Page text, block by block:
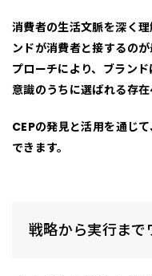
消費者の生活文脈を深く理
ンドが消費者と接するの
プローチにより、ブラン
意識のうちに選ばれる存在
CEPの発見と活用を通じ
できます。
戦略から実行ま